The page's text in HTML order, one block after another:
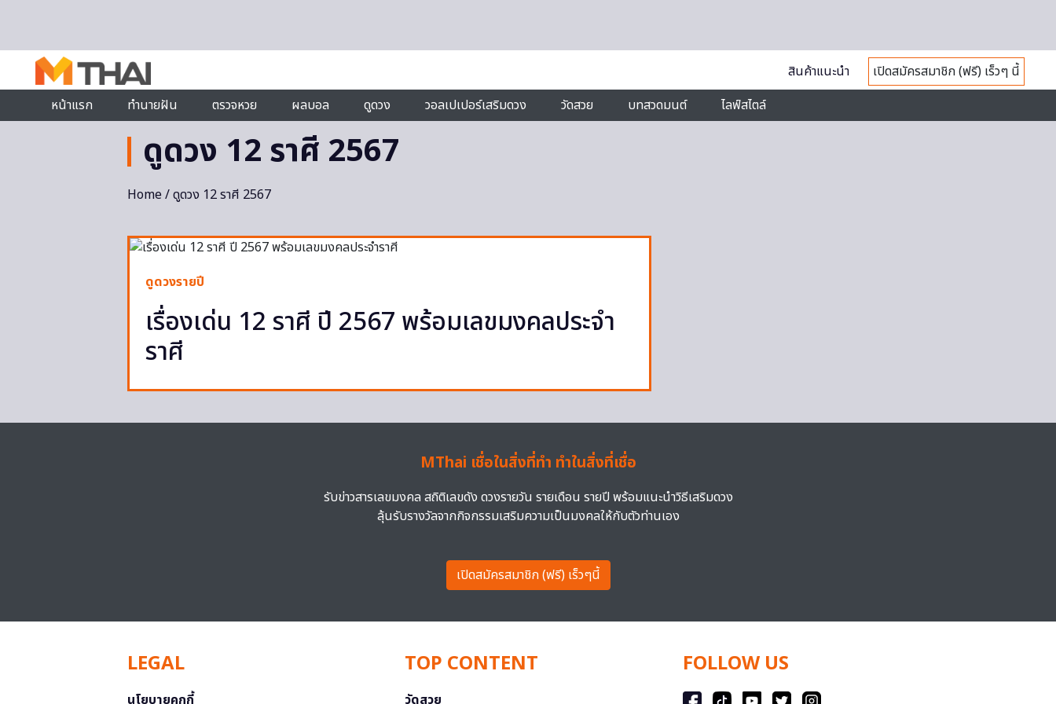
สินค้าแนะนำ
เปิดสมัครสมาชิก (ฟรี) เร็วๆ นี้
หน้าแรก
ทำนายฝัน ตรวจหวย ผลบอล ดูดวง วอลเปเปอร์เสริมดวง วัดสวย บทสวดมนต์ ไลฟ์สไตล์
ดูดวง 12 ราศี 2567
Home/ ดูดวง 12 ราศี 2567
ดูดวงรายปี
เรื่องเด่น 12 ราศี ปี 2567 พร้อมเลขมงคลประจำ
ราศี
MThai เชื่อในสิ่งที่ทำ ทำในสิ่งที่เชื่อ
รับข่าวสารเลขมงคล สถิติเลขดัง ดวงรายวัน รายเดือน รายปี พร้อมแนะนำวิธีเสริมดวง
ลุ้นรับรางวัลจากกิจกรรมเสริมความเป็นมงคลให้กับตัวท่านเอง
เปิดสมัครสมาชิก (ฟรี) เร็วๆนี้
LEGAL
นโยบายคุกกี้
TOP CONTENT
วัดสวย
FOLLOW US